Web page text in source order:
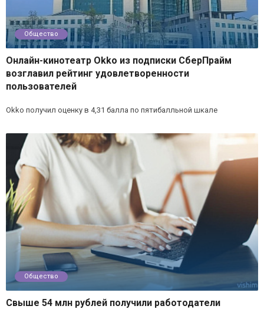
Общество
Онлайн-кинотеатр Okko из подписки СберПрайм
возглавил рейтинг удовлетворенности
пользователей
Okko получил оценку в 4,31 балла по пятибалльной шкале
Общество
Свыше 54 млн рублей получили работодатели